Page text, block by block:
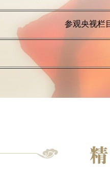
参观央视栏